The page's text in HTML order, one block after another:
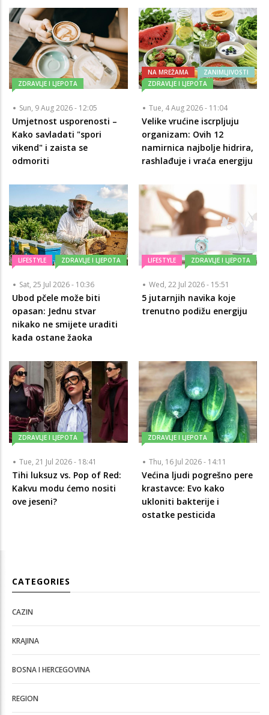
ZDRAVLJE I LJEPOTA
Sun, 9 Aug 2026 - 12:05
Umjetnost usporenosti –
Kako savladati "spori
vikend" i zaista se
odmoriti
NA MREŽAMA
ZANIMLJIVOSTI
ZDRAVLJE I LJEPOTA
Tue, 4 Aug 2026 - 11:04
Velike vrućine iscrpljuju
organizam: Ovih 12
namirnica najbolje hidrira,
rashlađuje i vraća energiju
LIFESTYLE ZDRAVLJE I LJEPOTA
Sat, 25 Jul 2026 - 10:36
Ubod pčele može biti
opasan: Jednu stvar
nikako ne smijete uraditi
kada ostane žaoka
LIFESTYLE ZDRAVLJE I LJEPOTA
Wed, 22 Jul 2026 - 15:51
5 jutarnjih navika koje
trenutno podižu energiju
ZDRAVLJE I LJEPOTA
Tue, 21 Jul 2026 - 18:41
Tihi luksuz vs. Pop of Red:
Kakvu modu ćemo nositi
ove jeseni?
ZDRAVLJE I LJEPOTA
Thu, 16 Jul 2026 - 14:11
Većina ljudi pogrešno pere
krastavce: Evo kako
ukloniti bakterije i
ostatke pesticida
CATEGORIES
CAZIN
KRAJINA
BOSNA I HERCEGOVINA
REGION